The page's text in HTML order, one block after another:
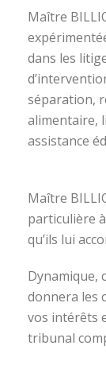
Maître
dans les
séparation,
alimentaire,
assistance
Maître
particulière
qu’ils lui
Dynamique,
donnera les
vos intérêts
tribunal